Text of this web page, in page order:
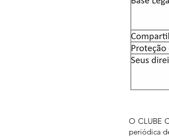
O CLUBE
periódica